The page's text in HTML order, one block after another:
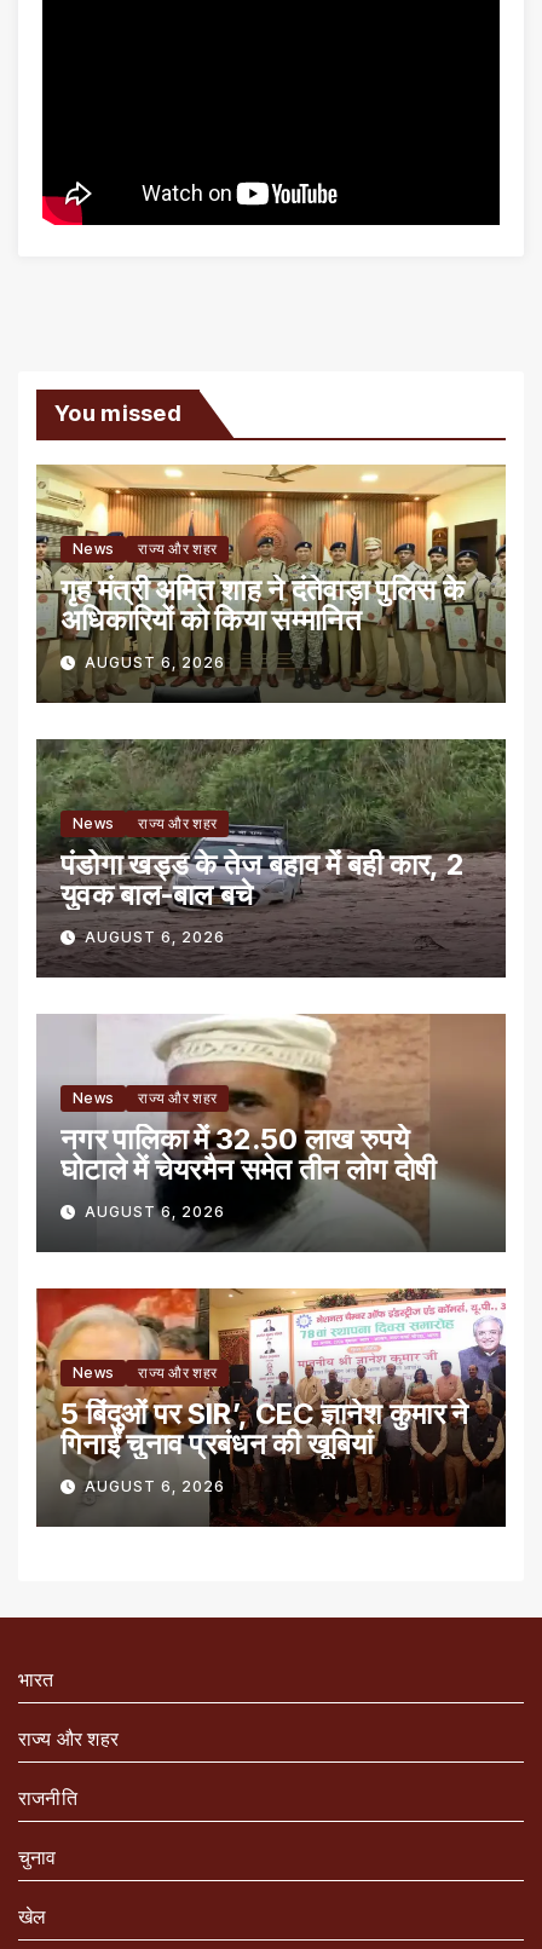
You missed
News राज्य और शहर
गृह मंत्री अमित शाह ने दंतेवाड़ा पुलिस के
अधिकारियों को किया सम्मानित
AUGUST 6, 2026
News राज्य और शहर
पंडोगा खड्ड के तेज बहाव में बही कार, 2
युवक बाल-बाल बचे
AUGUST 6, 2026
News राज्य और शहर
नगर पालिका में 32.50 लाख रुपये
घोटाले में चेयरमैन समेत तीन लोग दोषी
AUGUST 6, 2026
News राज्य और शहर
5 बिंदुओं पर SIR’, CEC ज्ञानेश कुमार ने
गिनाईं चुनाव प्रबंधन की खूबियां
AUGUST 6, 2026
भारत
राज्य और शहर
राजनीति
चुनाव
खेल